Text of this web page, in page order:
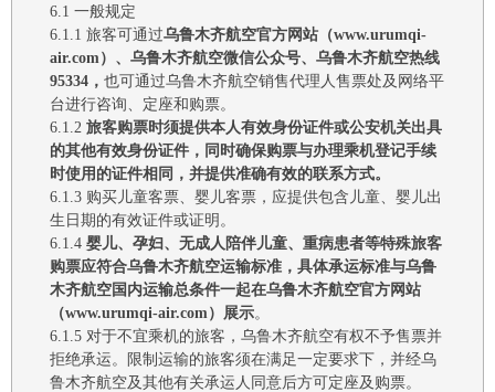
6.1 一般规定
6.1.1 旅客可通过乌鲁木齐航空官方网站 （www.urumqi-
air.com） 、 乌鲁木齐航空微信公众号、乌鲁木齐航空热线
95334 ， 也可通过乌鲁木齐航空销售代理人售票处及网络平
台进行咨询、 定座和购票。
6.1.2 旅客购票时须提供本人有效身份证件或公安机关出具
的其他有效身份证件 ， 同时确保购票与办理乘机登记手续
时使用的证件相同 ， 并提供准确有效的联系方式。
6.1.3 购买儿童客票、婴儿客票，应提供包含儿童、婴儿出
生日期的有效证件或证明。
6.1.4 婴儿、孕妇、无成人陪伴儿童、重病患者等特殊旅客
购票应符合乌鲁木齐航空运输标准，具体承运标准与乌鲁
木齐航空国内运输总条件一起在乌鲁木齐航空官方网站
（www.urumqi-air.com）展示。
6.1.5 对于不宜乘机的旅客， 乌鲁木齐航空有权不予售票并
拒绝承运。限制运输的旅客须在满足一定要求下，并经乌
鲁木齐航空及其他有关承运人同意后方可定座及购票。